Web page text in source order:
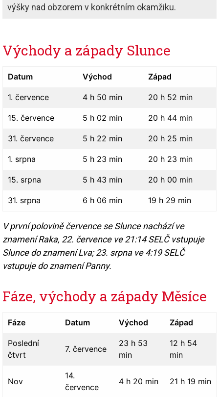
výšky nad obzorem v konkrétním okamžiku.
Východy a západy Slunce
Datum Východ Západ
1. července 4 h 50 min 20 h 52 min
15. července 5 h 02 min 20 h 44 min
31. července 5 h 22 min 20 h 25 min
1. srpna 5 h 23 min 20 h 23 min
15. srpna 5 h 43 min 20 h 00 min
31. srpna 6 h 06 min 19 h 29 min
V první polovině července se Slunce nachází ve
znamení Raka, 22. července ve 21:14 SELČ vstupuje
Slunce do znamení Lva; 23. srpna ve 4:19 SELČ
vstupuje do znamení Panny.
Fáze, východy a západy Měsíce
Fáze Datum Východ Západ
Poslední
čtvrt
7. července
23 h 53
min
12 h 54
min
Nov
14.
července
4 h 20 min 21 h 19 min